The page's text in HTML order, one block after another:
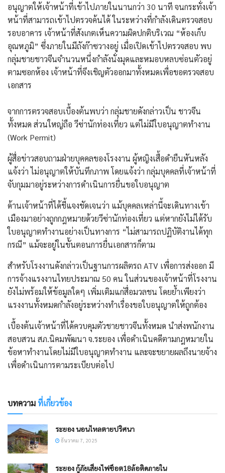
อนุญาตให้เจ้าหน้าที่เข้าไปภายในนานกว่า 30 นาที จนกระทั่งเจ้า
หน้าที่สามารถเข้าไปตรวจค้นได้ ในระหว่างที่กำลังเดินตรวจสอบ
รอบอาคาร เจ้าหน้าที่สังเกตเห็นความผิดปกติบริเวณ “ห้องเก็บ
อุณหภูมิ” ซึ่งภายในมีถังก๊าซวางอยู่ เมื่อเปิดเข้าไปตรวจสอบ พบ
กลุ่มชายชาวจีนจำนวนหนึ่งกำลังนั่งมุดและหมอบหลบซ่อนตัวอยู่
ตามซอกห้อง เจ้าหน้าที่จึงเชิญตัวออกมาทั้งหมดเพื่อขอตรวจสอบ
เอกสาร
​จากการตรวจสอบเบื้องต้นพบว่า กลุ่มชายดังกล่าวเป็น ชาวจีน
ทั้งหมด ​ส่วนใหญ่ถือ วีซ่านักท่องเที่ยว แต่ไม่มีใบอนุญาตทำงาน
(Work Permit)
​ผู้สื่อข่าวสอบถามฝ่ายบุคคลของโรงงาน ผู้หญิงเสื้อดำยืนหันหลัง
แจ้งว่า ไม่อนุญาตให้บันทึกภาพ โดยแจ้งว่า กลุ่มบุคคลที่เจ้าหน้าที่
จับกุมมาอยู่ระหว่างการดำเนินการยื่นขอใบอนุญาต
ด้าน​เจ้าหน้าที่ได้ชี้แจงชัดเจนว่า แม้บุคคลเหล่านี้จะเดินทางเข้า
เมืองมาอย่างถูกกฎหมายด้วยวีซ่านักท่องเที่ยว แต่หากยังไม่ได้รับ
ใบอนุญาตทำงานอย่างเป็นทางการ “ไม่สามารถปฏิบัติงานได้ทุก
กรณี” แม้จะอยู่ในขั้นตอนการยื่นเอกสารก็ตาม
​สำหรับโรงงานดังกล่าวเป็นฐานการผลิตรถ ATV เพื่อการส่งออก มี
การจ้างแรงงานไทยประมาณ 50 คน ในส่วนของเจ้าหน้าที่โรงงาน
ยังไม่พร้อมให้ข้อมูลใดๆ เพิ่มเติมแก่สื่อมวลชน โดยย้ำเพียงว่า
แรงงานทั้งหมดกำลังอยู่ระหว่างทำเรื่องขอใบอนุญาตให้ถูกต้อง
​เบื้องต้นเจ้าหน้าที่ได้ควบคุมตัวชายชาวจีนทั้งหมด นำส่งพนักงาน
สอบสวน สภ.นิคมพัฒนา จ.ระยอง เพื่อดำเนินคดีตามกฎหมายใน
ข้อหาทำงานโดยไม่มีใบอนุญาตทำงาน และจะขยายผลถึงนายจ้าง
เพื่อดำเนินการตามระเบียบต่อไป
บทความที่เกี่ยวข้อง
ระยอง นอนไหลตายปริศนา
ธันวาคม 7, 2025
ระยอง กู้ภัยเสี่ยงไฟช็อต18ล้อติดภายใน